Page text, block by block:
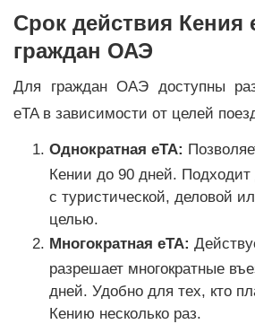
Срок действия Кения
граждан ОАЭ
Для граждан ОАЭ доступны
eTA в зависимости от целей
Однократная eTA:
Кении до 90 дней. Подходит
с туристической, деловой
целью.
Многократная eTA:
разрешает многократные
дней. Удобно для тех, кто
Кению несколько раз.